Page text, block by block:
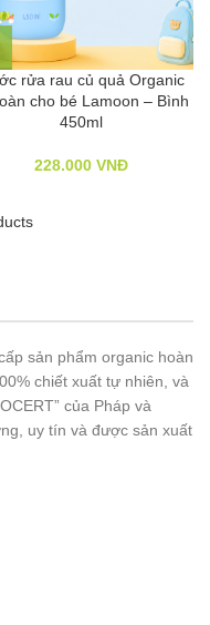
rửa rau củ quả Organic
cho bé Lamoon – Bình
450ml
228.000 VNĐ
sản phẩm organic hoàn
chiết xuất tự nhiên, và
của Pháp và
uy tín và được sản xuất